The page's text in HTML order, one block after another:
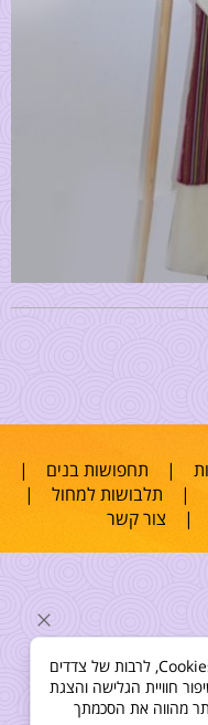
| תחפושות בנים |
| תלבושות למחול |
| צור קשר
לידיעתך, באתרנו נעשה שימוש בקבצי Cookies, לרבות של צדדים
חוויית הגלישה והצגת
מהווה את הסכמתך